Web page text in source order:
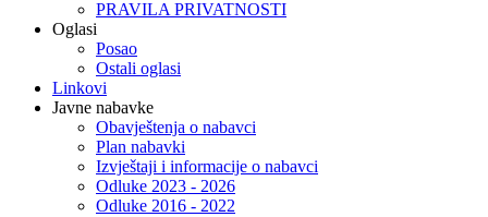
PRAVILA PRIVATNOSTI
Oglasi
Posao
Ostali oglasi
Linkovi
Javne nabavke
Obavještenja o nabavci
Plan nabavki
Izvještaji i informacije o nabavci
Odluke 2023 - 2026
Odluke 2016 - 2022